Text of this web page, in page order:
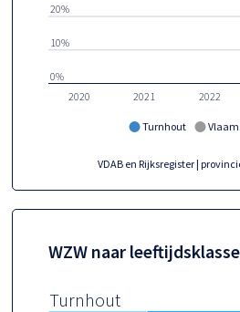
Turnhout
2020 2021 2022
0%
10%
20%
VDAB en Rijksregister |
WZW naar
Turnhout